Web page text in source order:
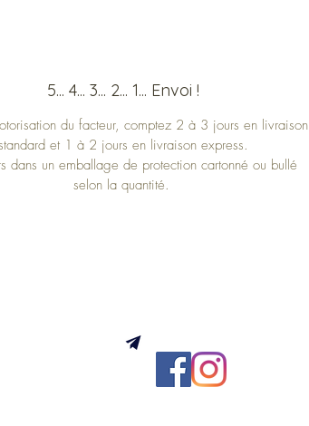
5... 4... 3... 2... 1... Envoi !
du facteur, comptez 2 à 3 jours en livraison
et 1 à 2 jours en livraison express.
dans un emballage de protection cartonné ou bullé
selon la quantité.